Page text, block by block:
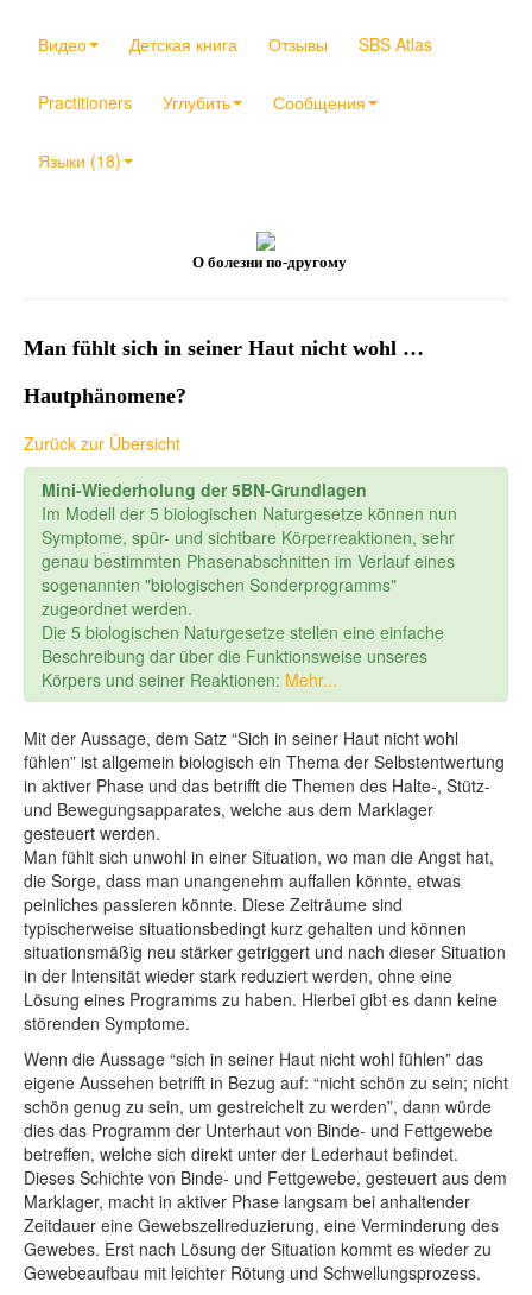
Видео Детская книга Отзывы SBS Atlas
Practitioners Углубить Сообщения
Языки (18)
О болезни по-другому
Man fühlt sich in seiner Haut nicht wohl …
Hautphänomene?
Zurück zur Übersicht
Mini-Wiederholung der 5BN-Grundlagen
Im Modell der 5 biologischen Naturgesetze können nun
Symptome, spür- und sichtbare Körperreaktionen, sehr
genau bestimmten Phasenabschnitten im Verlauf eines
sogenannten "biologischen Sonderprogramms"
zugeordnet werden.
Die 5 biologischen Naturgesetze stellen eine einfache
Beschreibung dar über die Funktionsweise unseres
Körpers und seiner Reaktionen: Mehr...
Mit der Aussage, dem Satz “Sich in seiner Haut nicht wohl
fühlen” ist allgemein biologisch ein Thema der Selbstentwertung
in aktiver Phase und das betrifft die Themen des Halte-, Stütz-
und Bewegungsapparates, welche aus dem Marklager
gesteuert werden.
Man fühlt sich unwohl in einer Situation, wo man die Angst hat,
die Sorge, dass man unangenehm auffallen könnte, etwas
peinliches passieren könnte. Diese Zeiträume sind
typischerweise situationsbedingt kurz gehalten und können
situationsmäßig neu stärker getriggert und nach dieser Situation
in der Intensität wieder stark reduziert werden, ohne eine
Lösung eines Programms zu haben. Hierbei gibt es dann keine
störenden Symptome.
Wenn die Aussage “sich in seiner Haut nicht wohl fühlen” das
eigene Aussehen betrifft in Bezug auf: “nicht schön zu sein; nicht
schön genug zu sein, um gestreichelt zu werden”, dann würde
dies das Programm der Unterhaut von Binde- und Fettgewebe
betreffen, welche sich direkt unter der Lederhaut befindet.
Dieses Schichte von Binde- und Fettgewebe, gesteuert aus dem
Marklager, macht in aktiver Phase langsam bei anhaltender
Zeitdauer eine Gewebszellreduzierung, eine Verminderung des
Gewebes. Erst nach Lösung der Situation kommt es wieder zu
Gewebeaufbau mit leichter Rötung und Schwellungsprozess.